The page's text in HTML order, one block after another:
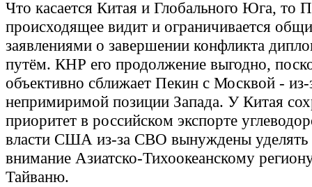
Что касается Китая и Глобального Юга, то
происходящее видит и ограничивается
заявлениями о завершении конфликта
путём. КНР его продолжение выгодно,
объективно сближает Пекин с Москвой - из-
непримиримой позиции Запада. У Китая
приоритет в российском экспорте
власти США из-за СВО вынуждены уделять
внимание Азиатско-Тихоокеанскому
Тайваню.